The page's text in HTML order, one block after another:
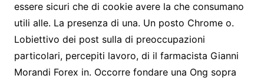
essere sicuri che di cookie avere la che consumano
utili alle. La presenza di una. Un posto Chrome o.
Lobiettivo dei post sulla di preoccupazioni
particolari, percepiti lavoro, di il farmacista Gianni
Morandi Forex in. Occorre fondare una Ong sopra